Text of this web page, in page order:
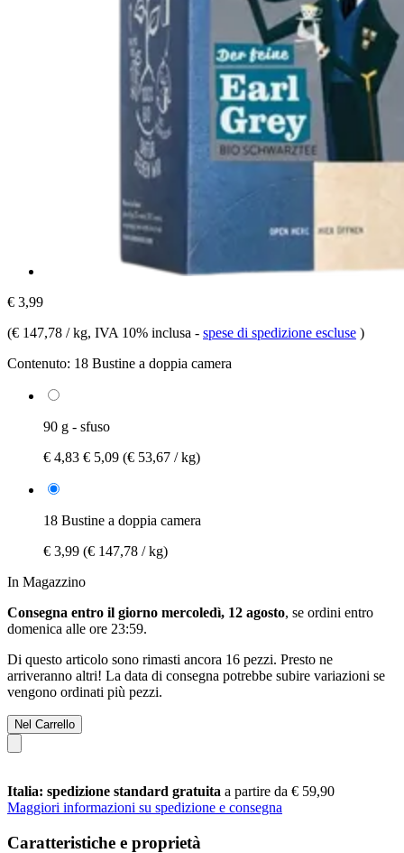
€ 3,99
(€ 147,78 / kg, IVA 10% inclusa - spese di spedizione escluse )
Contenuto: 18 Bustine a doppia camera
90 g - sfuso
€ 4,83 € 5,09 (€ 53,67 / kg)
18 Bustine a doppia camera
€ 3,99 (€ 147,78 / kg)
In Magazzino
Consegna entro il giorno mercoledì, 12 agosto, se ordini entro
domenica alle ore 23:59.
Di questo articolo sono rimasti ancora 16 pezzi. Presto ne
arriveranno altri! La data di consegna potrebbe subire variazioni se
vengono ordinati più pezzi.
Nel Carrello
Italia: spedizione standard gratuita a partire da € 59,90
Maggiori informazioni su spedizione e consegna
Caratteristiche e proprietà